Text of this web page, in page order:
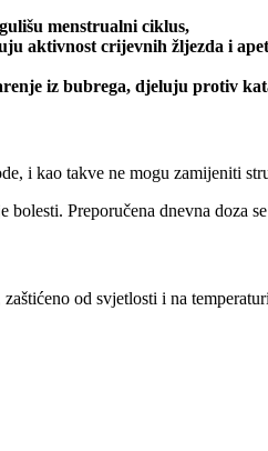
menstrualni ciklus,
aktivnost crijevnih žljezda i
iz bubrega, djeluju protiv
i kao takve ne mogu zamijeniti
Preporučena dnevna doza
od svjetlosti i na